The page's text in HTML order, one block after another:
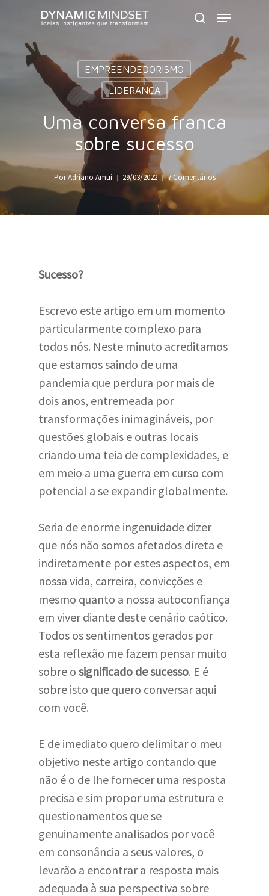
content
search
Menu
EMPREENDEDORISMO
LIDERANÇA
Uma conversa franca
sobre sucesso
Por Adriano Amui 29/03/2022 7 Comentários
Sucesso?
Escrevo este artigo em um momento
particularmente complexo para
todos nós. Neste minuto acreditamos
que estamos saindo de uma
pandemia que perdura por mais de
dois anos, entremeada por
transformações inimagináveis, por
questões globais e outras locais
criando uma teia de complexidades, e
em meio a uma guerra em curso com
potencial a se expandir globalmente.
Seria de enorme ingenuidade dizer
que nós não somos afetados direta e
indiretamente por estes aspectos, em
nossa vida, carreira, convicções e
mesmo quanto a nossa autoconfiança
em viver diante deste cenário caótico.
Todos os sentimentos gerados por
esta reflexão me fazem pensar muito
sobre o significado de sucesso. E é
sobre isto que quero conversar aqui
com você.
E de imediato quero delimitar o meu
objetivo neste artigo contando que
não é o de lhe fornecer uma resposta
precisa e sim propor uma estrutura e
questionamentos que se
genuinamente analisados por você
em consonância a seus valores, o
levarão a encontrar a resposta mais
adequada à sua perspectiva sobre
Close
Menu